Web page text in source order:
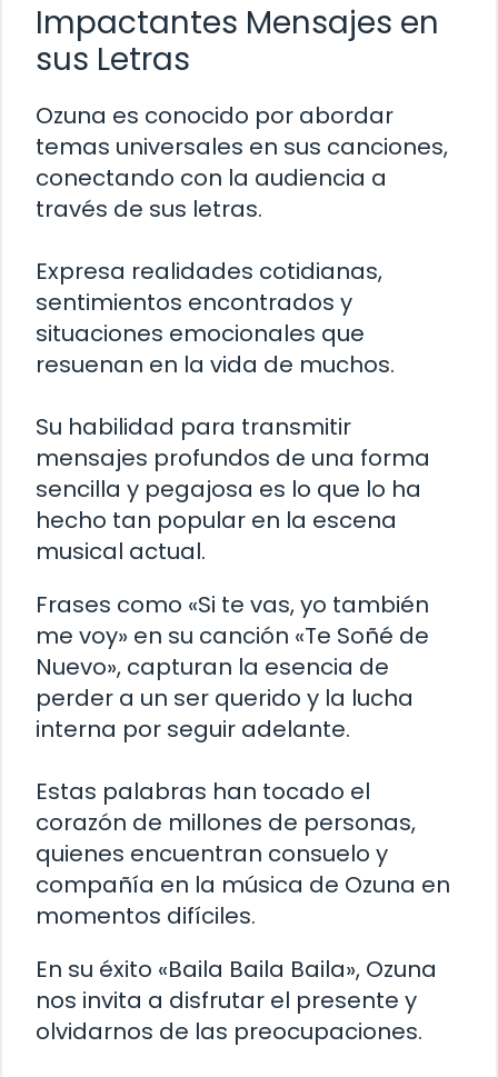
Impactantes Mensajes en
sus Letras
Ozuna es conocido por abordar
temas universales en sus canciones,
conectando con la audiencia a
través de sus letras.
Expresa realidades cotidianas,
sentimientos encontrados y
situaciones emocionales que
resuenan en la vida de muchos.
Su habilidad para transmitir
mensajes profundos de una forma
sencilla y pegajosa es lo que lo ha
hecho tan popular en la escena
musical actual.
Frases como «Si te vas, yo también
me voy» en su canción «Te Soñé de
Nuevo», capturan la esencia de
perder a un ser querido y la lucha
interna por seguir adelante.
Estas palabras han tocado el
corazón de millones de personas,
quienes encuentran consuelo y
compañía en la música de Ozuna en
momentos difíciles.
En su éxito «Baila Baila Baila», Ozuna
nos invita a disfrutar el presente y
olvidarnos de las preocupaciones.